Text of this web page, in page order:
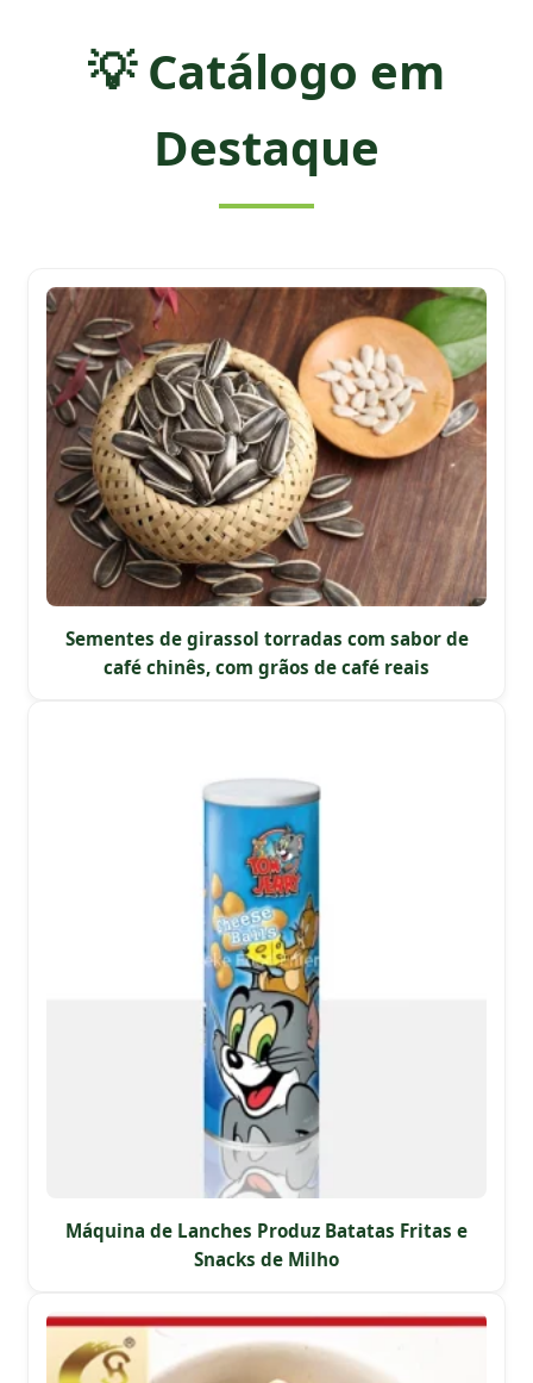
💡 Catálogo em
Destaque
Sementes de girassol torradas com sabor de
café chinês, com grãos de café reais
Máquina de Lanches Produz Batatas Fritas e
Snacks de Milho